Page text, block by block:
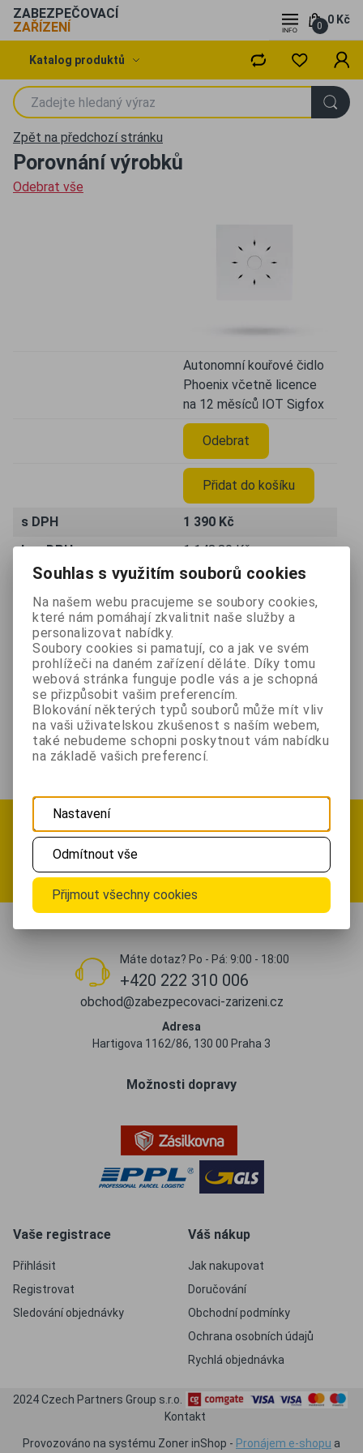
0 Kč
0
ZABEZPEČOVACÍ
ZAŘÍZENÍ
Katalog produktů
Zpět na předchozí stránku
Porovnání výrobků
Odebrat vše
Autonomní kouřové čidlo
Phoenix včetně licence
na 12 měsíců IOT Sigfox
Odebrat
Přidat do košíku
s DPH
1 390 Kč
bez DPH
1 148,80 Kč
Katalogové číslo:
CIP161
Výrobce:
Terms a.s.
Popis
detekovat únik kouře a
vznik požáru ve vašem
bytě. Ve chvíli, kdy
zaznamená kouř odešle
upozornění na mobilní
telefon a email.
Přihlásit se k odběru newsletteru
.. a sledujtenovinky, soutěže a akční slevy
Registrovat
Máte dotaz? Po - Pá: 9:00 - 18:00
+420 222 310 006
obchod@zabezpecovaci-zarizeni.cz
Adresa
Hartigova 1162/86, 130 00 Praha 3
Možnosti dopravy
Vaše registrace
Přihlásit
Registrovat
Sledování objednávky
Váš nákup
Jak nakupovat
Doručování
Obchodní podmínky
Ochrana osobních údajů
Rychlá objednávka
2024 Czech Partners Group s.r.o.
Kontakt
Provozováno na systému Zoner inShop - Pronájem e-shopu a
Souhlas s využitím souborů cookies
Na našem webu pracujeme se soubory cookies,
které nám pomáhají zkvalitnit naše služby a
personalizovat nabídky.
Soubory cookies si pamatují, co a jak ve svém
prohlížeči na daném zařízení děláte. Díky tomu
webová stránka funguje podle vás a je schopná
se přizpůsobit vašim preferencím.
Blokování některých typů souborů může mít vliv
na vaši uživatelskou zkušenost s naším webem,
také nebudeme schopni poskytnout vám nabídku
na základě vašich preferencí.
Nastavení
Odmítnout vše
Přijmout všechny cookies